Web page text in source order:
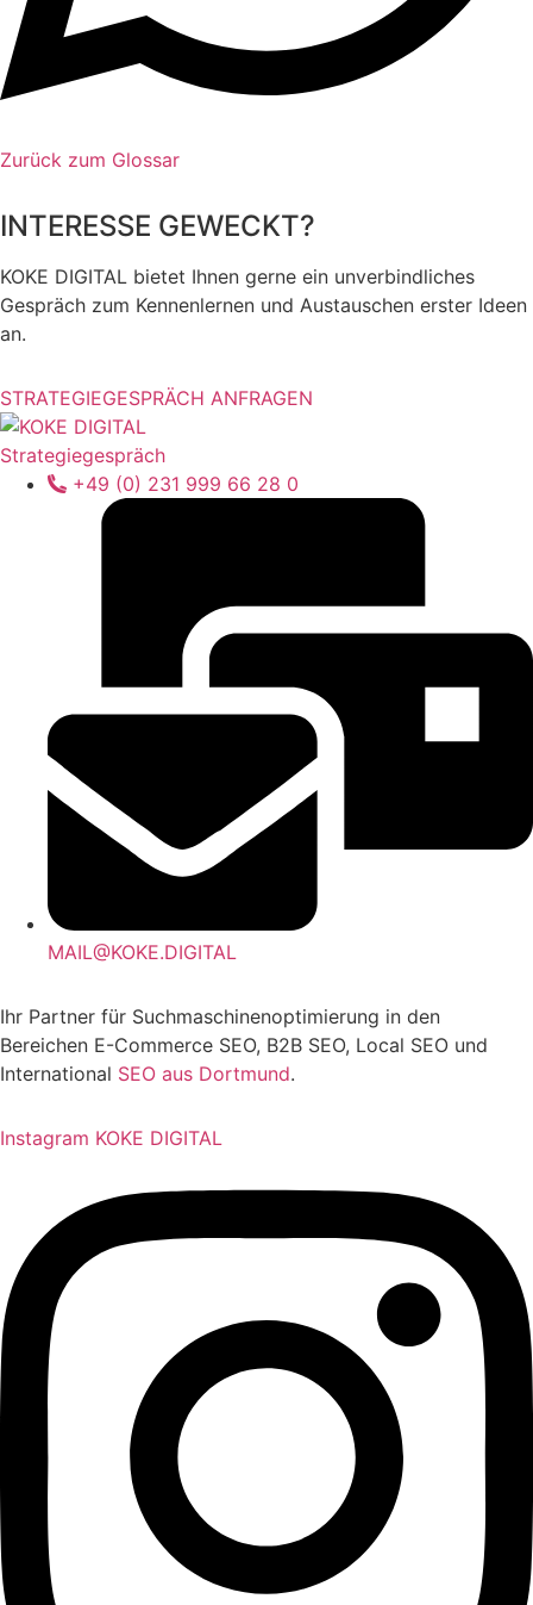
Zurück zum Glossar
INTERESSE GEWECKT?
KOKE DIGITAL bietet Ihnen gerne ein unverbindliches
Gespräch zum Kennenlernen und Austauschen erster Ideen
an.
STRATEGIEGESPRÄCH ANFRAGEN
Strategiegespräch
+49 (0) 231 999 66 28 0
MAIL@KOKE.DIGITAL
Ihr Partner für Suchmaschinenoptimierung in den
Bereichen E-Commerce SEO, B2B SEO, Local SEO und
International SEO aus Dortmund.
Instagram KOKE DIGITAL